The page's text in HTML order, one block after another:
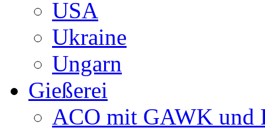
USA
Ukraine
Ungarn
Gießerei
ACO mit GAWK und